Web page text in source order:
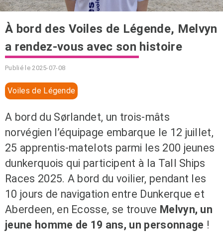
À bord des Voiles de Légende, Melvyn
a rendez-vous avec son histoire
Publié le 2025-07-08
Voiles de Légende
A bord du Sørlandet, un trois-mâts
norvégien l’équipage embarque le 12 juillet,
25 apprentis-matelots parmi les 200 jeunes
dunkerquois qui participent à la Tall Ships
Races 2025. A bord du voilier, pendant les
10 jours de navigation entre Dunkerque et
Aberdeen, en Ecosse, se trouve Melvyn, un
jeune homme de 19 ans, un personnage !